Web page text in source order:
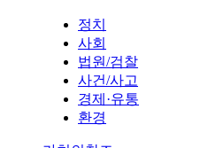
정치
사회
법원/검찰
사건/사고
경제·유통
환경